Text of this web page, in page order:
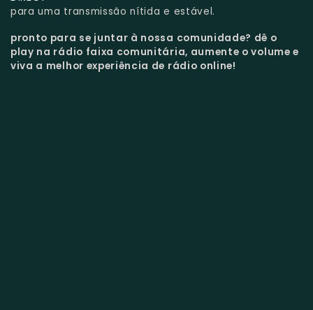
para uma transmissão nítida e estável.
pronto para se juntar à nossa comunidade? dê o
play na rádio faixa comunitária, aumente o volume e
viva a melhor experiência de rádio online!